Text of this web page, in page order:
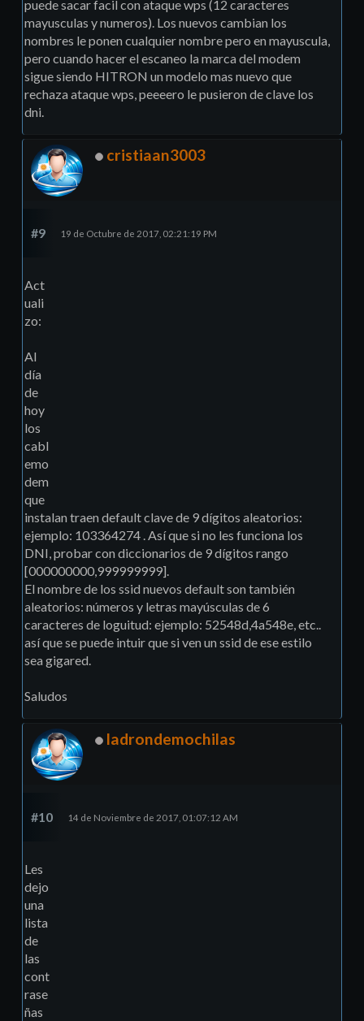
puede sacar facil con ataque wps (12 caracteres
mayusculas y numeros). Los nuevos cambian los
nombres le ponen cualquier nombre pero en mayuscula,
pero cuando hacer el escaneo la marca del modem
sigue siendo HITRON un modelo mas nuevo que
rechaza ataque wps, peeeero le pusieron de clave los
dni.
cristiaan3003
#9 19 de Octubre de 2017, 02:21:19 PM
Act
uali
zo:
Al
día
de
hoy
los
cabl
emo
dem
que
instalan traen default clave de 9 dígitos aleatorios:
ejemplo: 103364274 . Así que si no les funciona los
DNI, probar con diccionarios de 9 dígitos rango
[000000000,999999999].
El nombre de los ssid nuevos default son también
aleatorios: números y letras mayúsculas de 6
caracteres de loguitud: ejemplo: 52548d,4a548e, etc..
así que se puede intuir que si ven un ssid de ese estilo
sea gigared.
Saludos
ladrondemochilas
#10 14 de Noviembre de 2017, 01:07:12 AM
Les
dejo
una
lista
de
las
cont
rase
ñas